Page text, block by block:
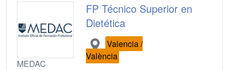
MEDAC
FP Técnico Superior en
Dietética
Valencia /
València